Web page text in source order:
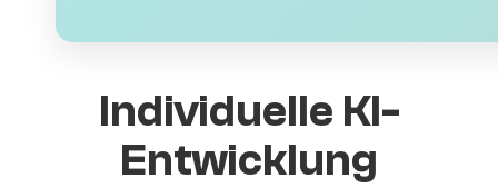
Individuelle KI-
Entwicklung